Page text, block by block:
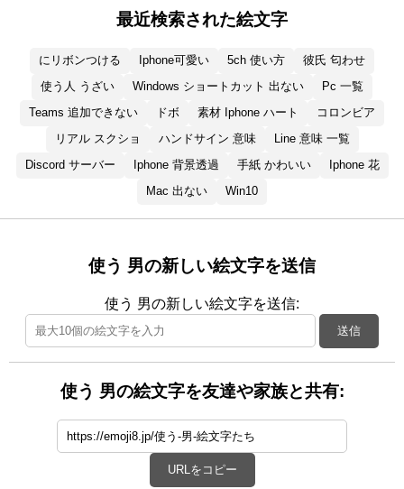
最近検索された絵文字
にリボンつける Iphone可愛い 5ch 使い方
彼氏 匂わせ
使う人 うざい
Windows ショートカット 出ない
Pc 一覧
Teams 追加できない
ドボ 素材 Iphone ハート
コロンビア
リアル スクショ
ハンドサイン 意味
Line 意味 一覧
Discord サーバー
Iphone 背景透過 手紙 かわいい
Iphone 花
Mac 出ない
Win10
使う 男の新しい絵文字を送信
使う 男の新しい絵文字を送信:
送信
使う 男の絵文字を友達や家族と共有:
URLをコピー